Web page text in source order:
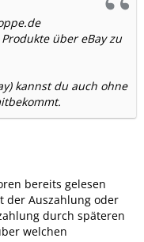
über eBay zu
kannst du auch ohne
bereits gelesen
der Auszahlung oder
durch späteren
welchen